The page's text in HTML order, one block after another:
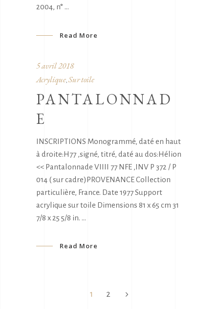
2004, n°
Read More
5 avril 2018
Acrylique, Sur toile
PANTALONNAD
E
INSCRIPTIONS Monogrammé, daté en haut
à droite:H77 ,signé, titré, daté au dos:Hélion
<< Pantalonnade VIIII 77 NFE ,INV P 372 / P
014 ( sur cadre)PROVENANCE Collection
particulière, France. Date 1977 Support
acrylique sur toile Dimensions 81 x 65 cm 31
7/8 x 25 5/8 in.
Read More
1 2